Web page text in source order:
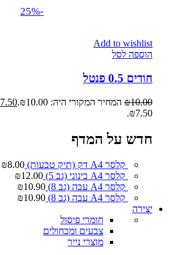
-25%
Add to wishlist
הוספה לסל
חודים 0.5 פנטל
₪10.00 המחיר המקורי היה: ₪10.00. 7.50
₪7.50.
חדש על המדף
קלסר A4 דק (תיק טבעות) ₪8.00
קלסר A4 בינוני (גב 5)
₪12.00
קלסר A4 עבה (גב 8)
₪10.90
קלסר A4 עבה (גב 8)
₪10.90
יצירה
חומרי פיסול
צבעים ומכחולים
מוצרי נייר